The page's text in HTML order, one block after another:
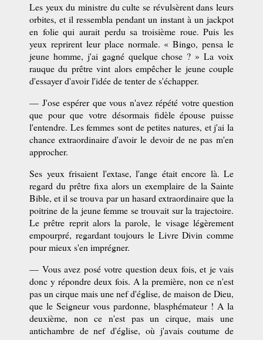
Les yeux du ministre du culte se révulsèrent dans leurs
orbites, et il ressembla pendant un instant à un jackpot
en folie qui aurait perdu sa troisième roue. Puis les
yeux reprirent leur place normale. « Bingo, pensa le
jeune homme, j'ai gagné quelque chose ? » La voix
rauque du prêtre vint alors empêcher le jeune couple
d'essayer d'avoir l'idée de tenter de s'échapper.
— J'ose espérer que vous n'avez répété votre question
que pour que votre désormais fidèle épouse puisse
l'entendre. Les femmes sont de petites natures, et j'ai la
chance extraordinaire d'avoir le devoir de ne pas m'en
approcher.
Ses yeux frisaient l'extase, l'ange était encore là. Le
regard du prêtre fixa alors un exemplaire de la Sainte
Bible, et il se trouva par un hasard extraordinaire que la
poitrine de la jeune femme se trouvait sur la trajectoire.
Le prêtre reprit alors la parole, le visage légèrement
empourpré, regardant toujours le Livre Divin comme
pour mieux s'en imprégner.
— Vous avez posé votre question deux fois, et je vais
donc y répondre deux fois. A la première, non ce n'est
pas un cirque mais une nef d'église, de maison de Dieu,
que le Seigneur vous pardonne, blasphémateur ! A la
deuxième, non ce n'est pas un cirque, mais une
antichambre de nef d'église, où j'avais coutume de